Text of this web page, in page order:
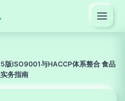
司
版ISO9001与HACCP体系整合 食品
务指南